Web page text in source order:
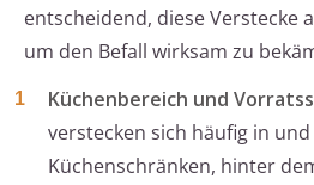
entscheidend, diese Verstecke
um den Befall wirksam zu
Küchenbereich und
verstecken sich häufig in
Küchenschränken, hinter